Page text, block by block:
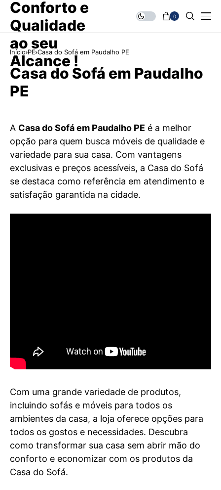
0
Início PE Casa do Sofá em Paudalho PE
Casa do Sofá em Paudalho
PE
A Casa do Sofá em Paudalho PE é a melhor
opção para quem busca móveis de qualidade e
variedade para sua casa. Com vantagens
exclusivas e preços acessíveis, a Casa do Sofá
se destaca como referência em atendimento e
satisfação garantida na cidade.
Com uma grande variedade de produtos,
incluindo sofás e móveis para todos os
ambientes da casa, a loja oferece opções para
todos os gostos e necessidades. Descubra
como transformar sua casa sem abrir mão do
conforto e economizar com os produtos da
Casa do Sofá.